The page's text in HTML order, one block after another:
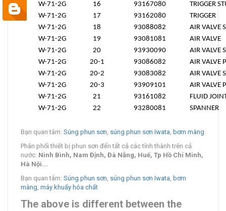
W-71-2G 16 93167080
TRIGGER
W-71-2G
17 93162080
TRIGGER
W-71-2G
18 93088082
AIR VALVE
W-71-2G
19 93081081
AIR VALVE
W-71-2G
20 93930090
AIR VALVE
W-71-2G
20-1 93086082
AIR VALVE
W-71-2G
20-2 93083082
AIR VALVE
W-71-2G
20-3 93909101
AIR VALVE
W-71-2G
21 93161082
FLUID
W-71-2G
22 93280081 SPANNER
Bạn quan tâm: Súng phun sơn, súng phun sơn Iwata, bơm màng
Phân phối thiết bị phun sơn đến tất cả các tỉnh thành trên cả
nước: Ninh Bình, Nam Định, Đà Nẵng, Huế, Tp Hồ Chí Minh,
Hà Nội...
Bạn quan tâm: Súng phun sơn, súng phun sơn Iwata, bơm
màng, máy khuấy hóa chất
The above is different between the